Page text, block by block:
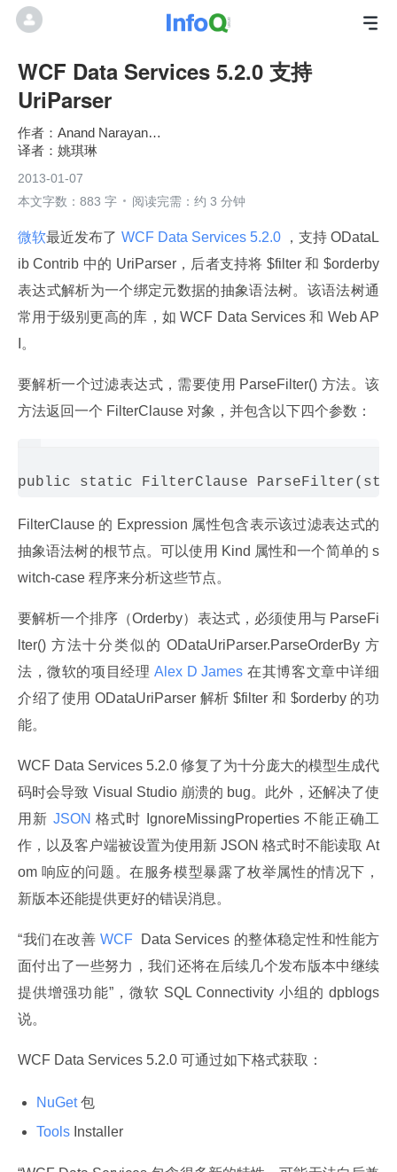
WCF Data Services 5.2.0 支持
UriParser
Anand Narayanaswamy
姚琪琳
2013-01-07
本文字数：883 字
阅读完需：约 3 分钟
微软最近发布了 WCF Data Services 5.2.0
，支持 ODataL
ib Contrib 中的 UriParser，后者支持将 $filter 和 $orderby
表达式解析为一个绑定元数据的抽象语法树。该语法树通
常用于级别更高的库，如 WCF Data Services 和 Web AP
I。
要解析一个过滤表达式，需要使用 ParseFilter() 方法。该
方法返回一个 FilterClause 对象，并包含以下四个参数：
FilterClause 的 Expression 属性包含表示该过滤表达式的
抽象语法树的根节点。可以使用 Kind 属性和一个简单的 s
witch-case 程序来分析这些节点。
要解析一个排序（Orderby）表达式，必须使用与 ParseFi
lter() 方法十分类似的 ODataUriParser.ParseOrderBy 方
法，微软的项目经理 Alex D James 在其博客文章中详细
介绍了使用 ODataUriParser 解析 $filter 和 $orderby 的功
能。
WCF Data Services 5.2.0 修复了为十分庞大的模型生成代
码时会导致 Visual Studio 崩溃的 bug。此外，还解决了使
用新 JSON 格式时 IgnoreMissingProperties 不能正确工
作，以及客户端被设置为使用新 JSON 格式时不能读取 At
om 响应的问题。在服务模型暴露了枚举属性的情况下，
新版本还能提供更好的错误消息。
“我们在改善 WCF
Data Services 的整体稳定性和性能方
面付出了一些努力，我们还将在后续几个发布版本中继续
提供增强功能”，微软 SQL Connectivity 小组的 dpblogs
说。
WCF Data Services 5.2.0 可通过如下格式获取：
NuGet包
Tools Installer